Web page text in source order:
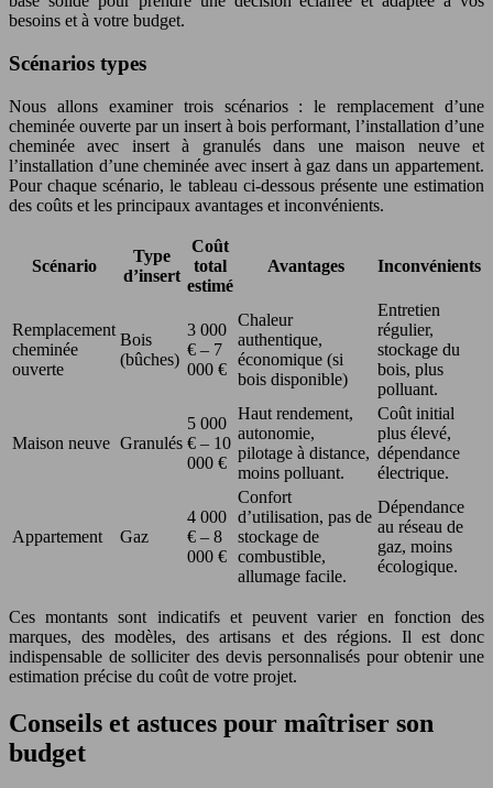
besoins et à votre budget.
Scénarios types
Nous allons examiner trois scénarios : le remplacement d’une
cheminée ouverte par un insert à bois performant, l’installation d’une
cheminée avec insert à granulés dans une maison neuve et
l’installation d’une cheminée avec insert à gaz dans un appartement.
Pour chaque scénario, le tableau ci-dessous présente une estimation
des coûts et les principaux avantages et inconvénients.
Scénario
Type
d’insert
Coût
total
estimé
Avantages Inconvénients
Remplacement
cheminée
ouverte
Bois
(bûches)
3 000
€ – 7
000 €
Chaleur
authentique,
économique (si
bois disponible)
Entretien
régulier,
stockage du
bois, plus
polluant.
Maison neuve Granulés
5 000
€ – 10
000 €
Haut rendement,
autonomie,
pilotage à distance,
moins polluant.
Coût initial
plus élevé,
dépendance
électrique.
Appartement Gaz
4 000
€ – 8
000 €
Confort
d’utilisation, pas de
stockage de
combustible,
allumage facile.
Dépendance
au réseau de
gaz, moins
écologique.
Ces montants sont indicatifs et peuvent varier en fonction des
marques, des modèles, des artisans et des régions. Il est donc
indispensable de solliciter des devis personnalisés pour obtenir une
estimation précise du coût de votre projet.
Conseils et astuces pour maîtriser son
budget